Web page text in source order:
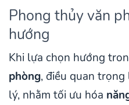
Phong thủy văn
hướng
Khi lựa chọn hướng
phòng, điều quan trọng
lý, nhằm tối ưu hóa